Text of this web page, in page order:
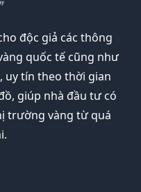
độc giả các thông
quốc tế cũng như
uy tín theo thời gian
giúp nhà đầu tư có
trường vàng từ quá